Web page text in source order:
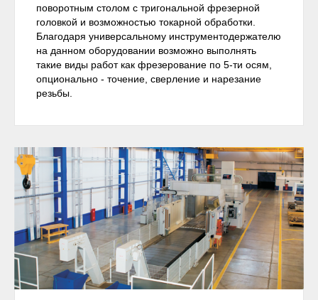
поворотным столом с тригональной фрезерной
головкой и возможностью токарной обработки.
Благодаря универсальному инструментодержателю
на данном оборудовании возможно выполнять
такие виды работ как фрезерование по 5-ти осям,
опционально - точение, сверление и нарезание
резьбы.